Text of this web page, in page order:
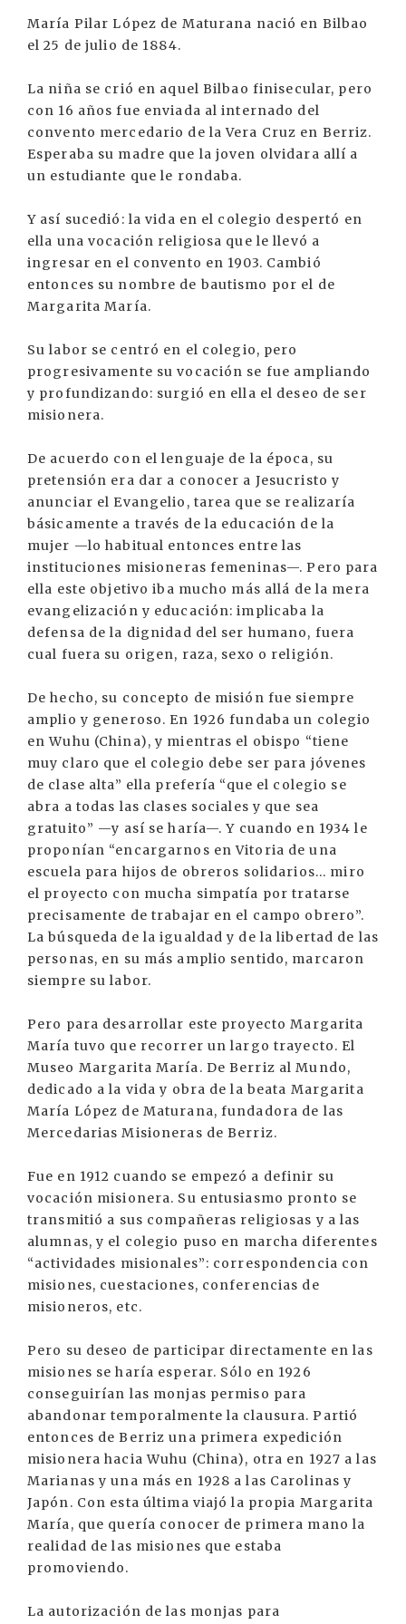
María Pilar López de Maturana nació en Bilbao
el 25 de julio de 1884.
La niña se crió en aquel Bilbao finisecular, pero
con 16 años fue enviada al internado del
convento mercedario de la Vera Cruz en Berriz.
Esperaba su madre que la joven olvidara allí a
un estudiante que le rondaba.
Y así sucedió: la vida en el colegio despertó en
ella una vocación religiosa que le llevó a
ingresar en el convento en 1903. Cambió
entonces su nombre de bautismo por el de
Margarita María.
Su labor se centró en el colegio, pero
progresivamente su vocación se fue ampliando
y profundizando: surgió en ella el deseo de ser
misionera.
De acuerdo con el lenguaje de la época, su
pretensión era dar a conocer a Jesucristo y
anunciar el Evangelio, tarea que se realizaría
básicamente a través de la educación de la
mujer —lo habitual entonces entre las
instituciones misioneras femeninas—. Pero para
ella este objetivo iba mucho más allá de la mera
evangelización y educación: implicaba la
defensa de la dignidad del ser humano, fuera
cual fuera su origen, raza, sexo o religión.
De hecho, su concepto de misión fue siempre
amplio y generoso. En 1926 fundaba un colegio
en Wuhu (China), y mientras el obispo “tiene
muy claro que el colegio debe ser para jóvenes
de clase alta” ella prefería “que el colegio se
abra a todas las clases sociales y que sea
gratuito” —y así se haría—. Y cuando en 1934 le
proponían “encargarnos en Vitoria de una
escuela para hijos de obreros solidarios... miro
el proyecto con mucha simpatía por tratarse
precisamente de trabajar en el campo obrero”.
La búsqueda de la igualdad y de la libertad de las
personas, en su más amplio sentido, marcaron
siempre su labor.
Pero para desarrollar este proyecto Margarita
María tuvo que recorrer un largo trayecto. El
Museo Margarita María. De Berriz al Mundo,
dedicado a la vida y obra de la beata Margarita
María López de Maturana, fundadora de las
Mercedarias Misioneras de Berriz.
Fue en 1912 cuando se empezó a definir su
vocación misionera. Su entusiasmo pronto se
transmitió a sus compañeras religiosas y a las
alumnas, y el colegio puso en marcha diferentes
“actividades misionales”: correspondencia con
misiones, cuestaciones, conferencias de
misioneros, etc.
Pero su deseo de participar directamente en las
misiones se haría esperar. Sólo en 1926
conseguirían las monjas permiso para
abandonar temporalmente la clausura. Partió
entonces de Berriz una primera expedición
misionera hacia Wuhu (China), otra en 1927 a las
Marianas y una más en 1928 a las Carolinas y
Japón. Con esta última viajó la propia Margarita
María, que quería conocer de primera mano la
realidad de las misiones que estaba
promoviendo.
La autorización de las monjas para